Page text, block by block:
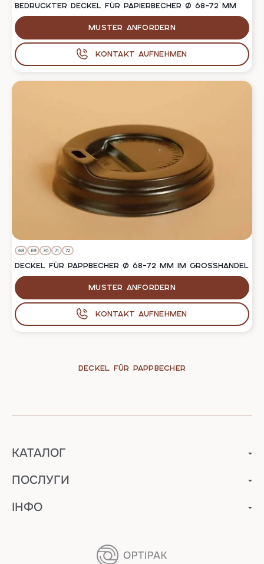
BEDRUCKTER DECKEL FÜR PAPIERBECHER Ø 68–72 MM
Muster anfordern
Kontakt aufnehmen
68 69 70 71 72
DECKEL FÜR PAPPBECHER Ø 68–72 MM IM GROSSHANDEL
Muster anfordern
Kontakt aufnehmen
Deckel für Pappbecher
КАТАЛОГ
ПОСЛУГИ
ІНФО